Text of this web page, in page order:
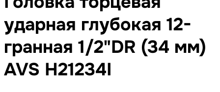
ударная глубокая 12-
гранная 1/2"DR (34 мм)
AVS H21234I